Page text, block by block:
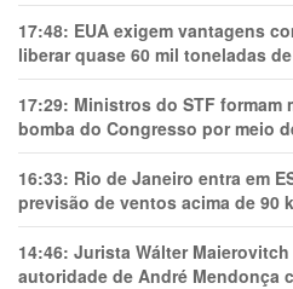
17:48: EUA exigem vantagens
liberar quase 60 mil toneladas
17:29: Ministros do STF formam
bomba do Congresso por meio
16:33: Rio de Janeiro entra em
previsão de ventos acima de 90
14:46: Jurista Wálter
autoridade de André Mendonça